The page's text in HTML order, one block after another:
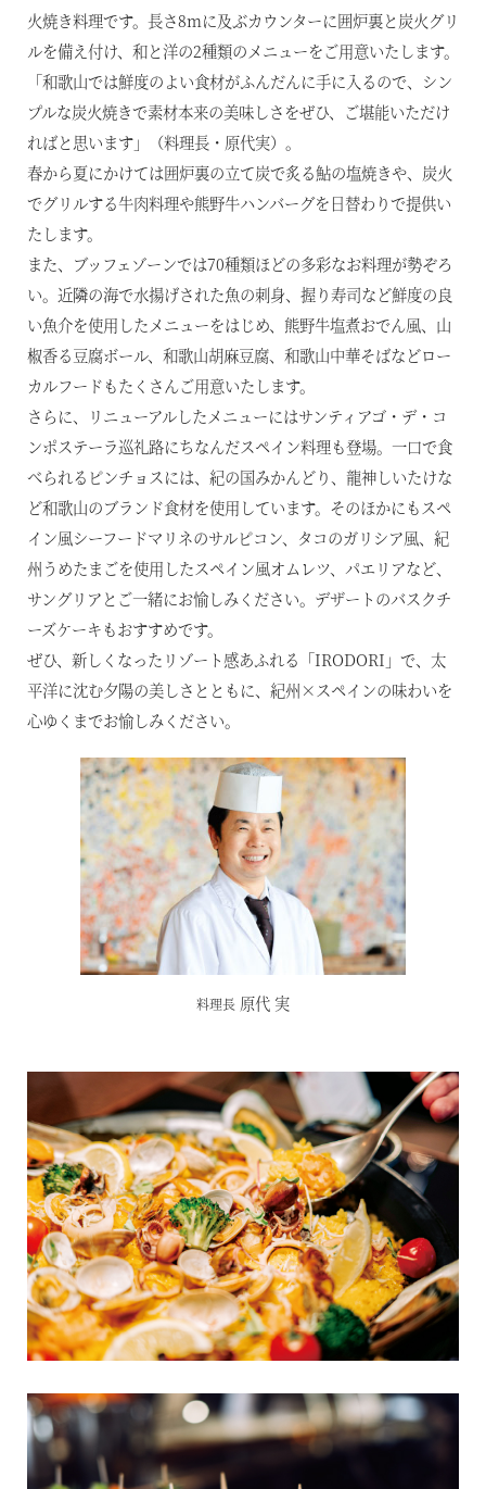
HOME
「旅」のご提案
「特集」
「至福の逸品」
デジタルブック
体験＆イベントガイド
イベント・ツアー
体験｜エクスペリエンス
SAVE HARVEST PROJECT
宿泊情報
東北・北関東エリア
那須Retreat
鬼怒川
関東エリア
箱根甲子園
東海エリア
熱海伊豆山
天城高原
伊東
浜名湖
山中湖マウント富士
斑尾
火焼き料理です。長さ8mに及ぶカウンターに囲炉裏と炭火グリ
ルを備え付け、和と洋の2種類のメニューをご用意いたします。
「和歌山では鮮度のよい食材がふんだんに手に入るので、シン
プルな炭火焼きで素材本来の美味しさをぜひ、ご堪能いただけ
ればと思います」（料理長・原代実）。
春から夏にかけては囲炉裏の立て炭で炙る鮎の塩焼きや、炭火
でグリルする牛肉料理や熊野牛ハンバーグを日替わりで提供い
たします。
また、ブッフェゾーンでは70種類ほどの多彩なお料理が勢ぞろ
い。近隣の海で水揚げされた魚の刺身、握り寿司など鮮度の良
い魚介を使用したメニューをはじめ、熊野牛塩煮おでん風、山
椒香る豆腐ボール、和歌山胡麻豆腐、和歌山中華そばなどロー
カルフードもたくさんご用意いたします。
さらに、リニューアルしたメニューにはサンティアゴ・デ・コ
ンポステーラ巡礼路にちなんだスペイン料理も登場。一口で食
べられるピンチョスには、紀の国みかんどり、龍神しいたけな
ど和歌山のブランド食材を使用しています。そのほかにもスペ
イン風シーフードマリネのサルピコン、タコのガリシア風、紀
州うめたまごを使用したスペイン風オムレツ、パエリアなど、
サングリアとご一緒にお愉しみください。デザートのバスクチ
ーズケーキもおすすめです。
ぜひ、新しくなったリゾート感あふれる「IRODORI」で、太
平洋に沈む夕陽の美しさとともに、紀州×スペインの味わいを
心ゆくまでお愉しみください。
料理長 原代 実